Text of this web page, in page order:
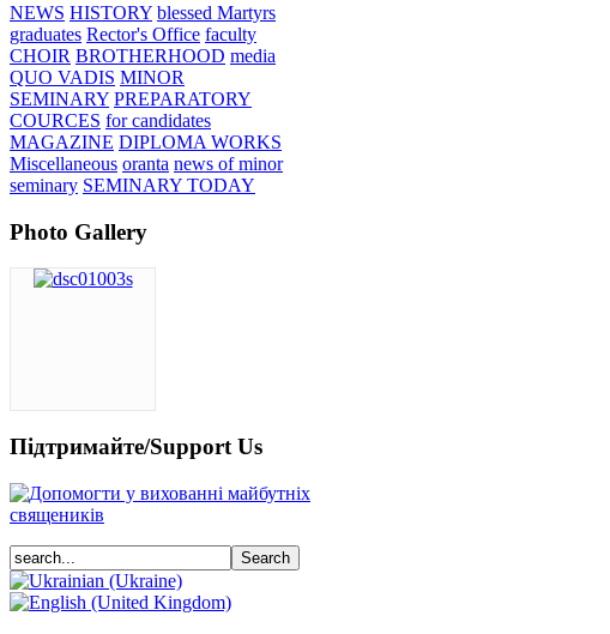
NEWS HISTORY blessed Martyrs
graduates Rector's Office faculty
CHOIR BROTHERHOOD media
QUO VADIS MINOR
SEMINARY PREPARATORY
COURCES for candidates
MAGAZINE DIPLOMA WORKS
Miscellaneous oranta news of minor
seminary SEMINARY TODAY
Photo Gallery
Підтримайте/Support Us